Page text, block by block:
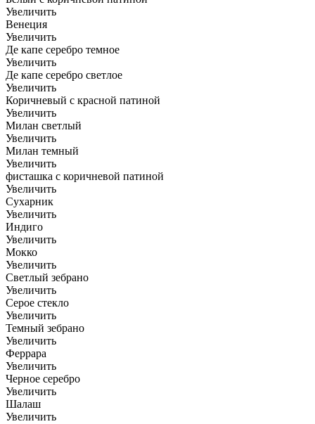
Увеличить
Венеция
Увеличить
Де капе серебро темное
Увеличить
Де капе серебро светлое
Увеличить
Коричневый с красной патиной
Увеличить
Милан светлый
Увеличить
Милан темный
Увеличить
фисташка с коричневой патиной
Увеличить
Сухарник
Увеличить
Индиго
Увеличить
Мокко
Увеличить
Светлый зебрано
Увеличить
Серое стекло
Увеличить
Темный зебрано
Увеличить
Феррара
Увеличить
Черное серебро
Увеличить
Шалаш
Увеличить